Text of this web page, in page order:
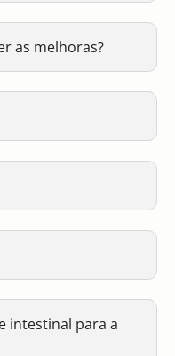
as melhoras?
intestinal para a